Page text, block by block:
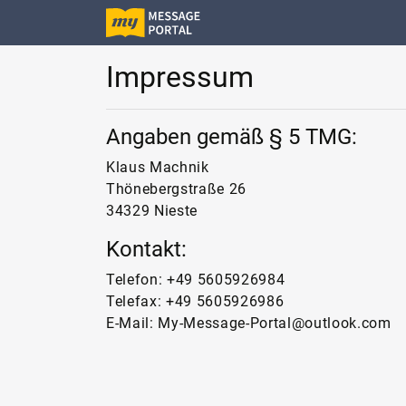
Impressum
Angaben gemäß § 5 TMG:
Klaus Machnik
Thönebergstraße 26
34329 Nieste
Kontakt:
Telefon: +49 5605926984
Telefax: +49 5605926986
E-Mail: My-Message-Portal@outlook.com